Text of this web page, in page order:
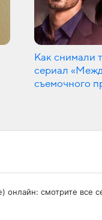
Как снимали
сериал
съемочного
смотрите